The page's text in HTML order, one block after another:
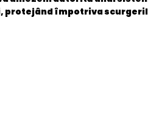
protejând împotriva